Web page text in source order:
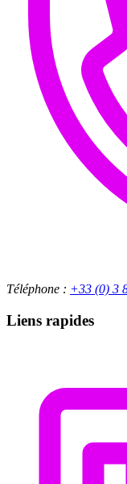
Téléphone : +33 (0) 3
Liens rapides